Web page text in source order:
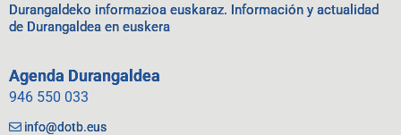
Durangaldeko informazioa euskaraz. Información y actualidad
de Durangaldea en euskera
Agenda Durangaldea
946 550 033
info@dotb.eus